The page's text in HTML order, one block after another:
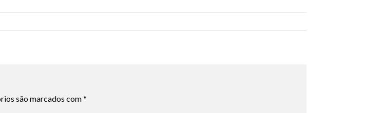
são marcados com*